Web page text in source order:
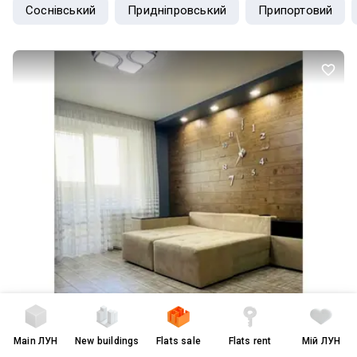
сторонньому браузері)
Соснівський Придніпровський Припортовий
MainЛУН New buildings Flats sale Flats rent Мій ЛУН